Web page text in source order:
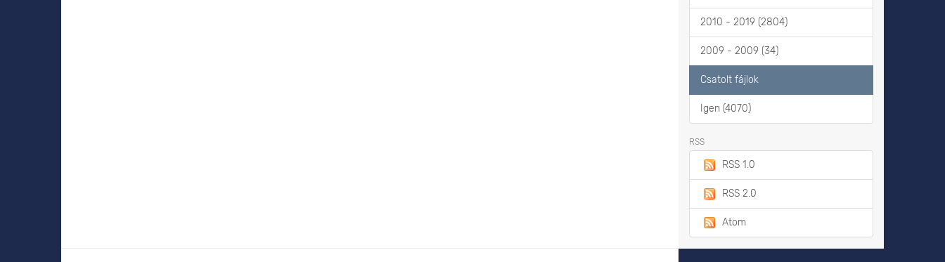
2010 - 2019 (2804)
2009 - 2009 (34)
Csatolt fájlok
Igen (4070)
RSS
RSS 1.0
RSS 2.0
Atom